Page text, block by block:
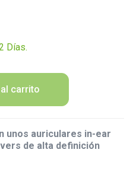
Días.
carrito
unos auriculares in-ear
de alta definición